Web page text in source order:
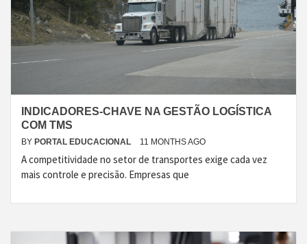
INDICADORES-CHAVE NA GESTÃO LOGÍSTICA
COM TMS
BY PORTAL EDUCACIONAL 11 MONTHS AGO
A competitividade no setor de transportes exige cada vez
mais controle e precisão. Empresas que